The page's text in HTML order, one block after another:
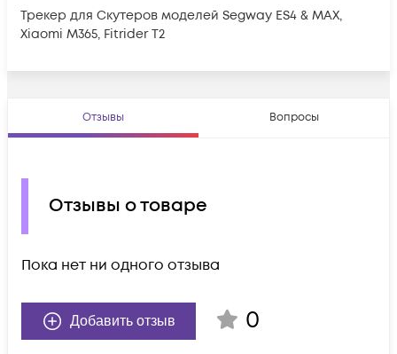
Трекер для Скутеров моделей Segway ES4 & MAX,
Xiaomi M365, Fitrider T2
Отзывы Вопросы
Отзывы о товаре
Пока нет ни одного отзыва
Добавить отзыв 0